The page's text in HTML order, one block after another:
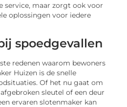
service, maar zorgt ook voor
oplossingen voor iedere
spoedgevallen
redenen waarom bewoners
Huizen is de snelle
Of het nu gaat om
sleutel of een deur
ervaren slotenmaker kan